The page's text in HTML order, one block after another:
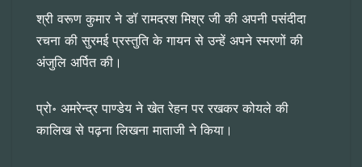
श्री वरूण कुमार ने डॉ रामदरश मिश्र जी की अपनी पसंदीदा
रचना की सुरमई प्रस्तुति के गायन से उन्हें अपने स्मरणों की
अंजुलि अर्पित की।
प्रो॰ अमरेन्द्र पाण्डेय ने खेत रेहन पर रखकर कोयले की
कालिख से पढ़ना लिखना माताजी ने किया।